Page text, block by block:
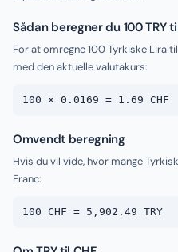
Sådan beregner du 100 TRY
For at omregne 100 Tyrkiske Lira
med den aktuelle valutakurs:
100 × 0.0169 = 1.69 CHF
Omvendt beregning
Hvis du vil vide, hvor mange
Franc:
100 CHF = 5,902.49 TRY